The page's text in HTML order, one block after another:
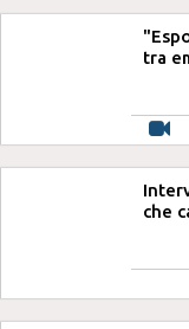
tra
che